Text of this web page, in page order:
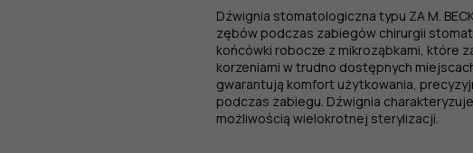
średnia,
dwustronna,
Fig.
2
Dźwignia stomatologiczna typu ZA M.
zębów podczas zabiegów chirurgii
końcówki robocze z mikroząbkami, które
korzeniami w trudno dostępnych
gwarantują komfort użytkowania,
podczas zabiegu. Dźwignia
możliwością wielokrotnej sterylizacji.